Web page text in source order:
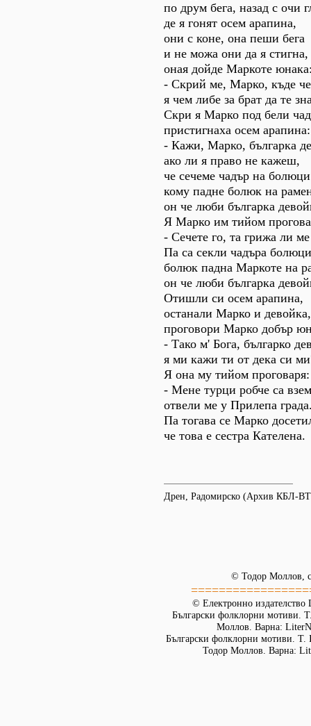
по друм бега, назад с очи
де я гонят осем арапина,
они с коне, она пеши бега
и не можа они да я стигна,
оная дойде Маркоте
- Скрий ме, Марко, къде
я чем либе за брат да те
Скри я Марко под бели
пристигнаха осем арапина:
- Кажи, Марко, българка
ако ли я право не кажеш,
че сечеме чадър на
кому падне болюк на
он че люби българка
Я Марко им тийом
- Сечете го, та грижа ли
Па са секли чадъра
болюк падна Маркоте на
он че люби българка
Отишли си осем арапина,
останали Марко и девойка,
проговори Марко добър
- Тако м' Бога, българко
я ми кажи ти от дека си
Я она му тийом проговаря:
- Мене турци робче са
отвели ме у Прилепа
Па тогава се Марко
че това е сестра Кателена.
Дрен, Радомирско (Архив КБЛ-
© Тодор Моллов,
© Електронно издателство
Български фолклорни мотиви.
Моллов. Варна:
Български фолклорни мотиви.
Тодор Моллов. Варна: